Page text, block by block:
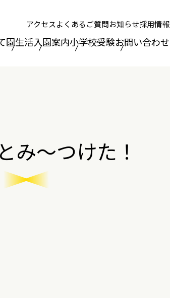
アクセスよくあるご質問お知らせ採用情報
園生活入園案内小学校受験お問い合わせ
み～つけた！